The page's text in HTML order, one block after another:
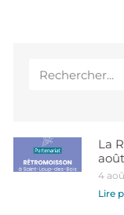
La
août
4
Lire